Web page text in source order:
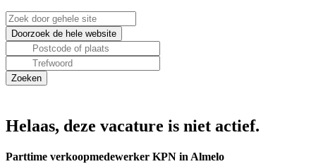
Helaas, deze vacature is niet actief.
Parttime verkoopmedewerker KPN in Almelo